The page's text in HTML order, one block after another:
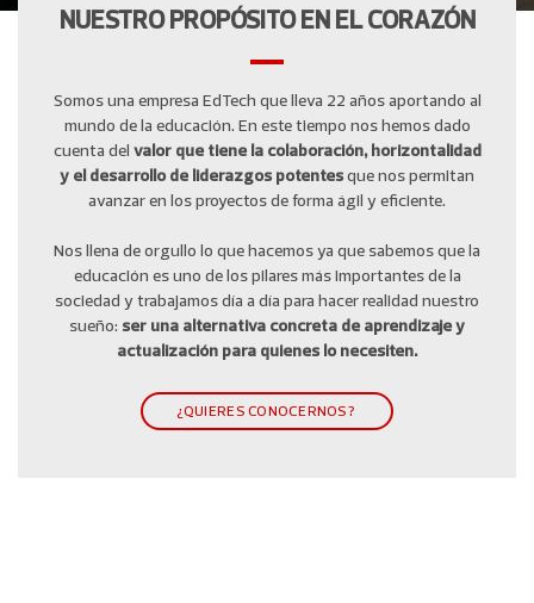
NUESTRO PROPÓSITO EN EL CORAZÓN
Somos una empresa EdTech que lleva 22 años aportando al
mundo de la educación. En este tiempo nos hemos dado
cuenta del valor que tiene la colaboración, horizontalidad
y el desarrollo de liderazgos potentesque nos permitan
avanzar en los proyectos de forma ágil y eficiente.
Nos llena de orgullo lo que hacemos ya que sabemos que la
educación es uno de los pilares más importantes de la
sociedad y trabajamos día a día para hacer realidad nuestro
sueño: ser una alternativa concreta de aprendizaje y
actualización para quienes lo necesiten.
¿QUIERES CONOCERNOS?